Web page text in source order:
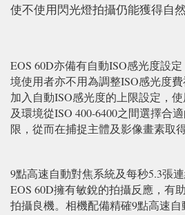
使不使用閃光燈拍攝仍能獲得自
EOS 60D亦備有自動ISO感光度設
境使用者亦不用為調整ISO感光度
加入自動ISO感光度的上限設定，
及環境從ISO 400-6400之間選擇合
限，從而在捕捉主體及影像畫素取
9點高速自動對焦系統及每秒5.3張
EOS 60D擁有敏銳的拍攝反應，有
拍攝良機。相機配備精確9點高速